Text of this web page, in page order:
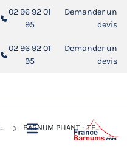
02 96 92 01
95
Demander un
devis
02 96 92 01
95
Demander un
devis
BARNUM PLIANT - TENTE ACIER PADDOCK 3MX3M IMPRIMEE FRANCE-BARNUMS PURPLE